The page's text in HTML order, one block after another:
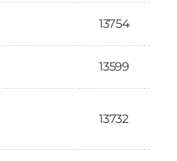
13754
13599
13732